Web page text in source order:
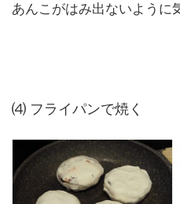
あんこがはみ出ないように
⑷ フライパンで焼く